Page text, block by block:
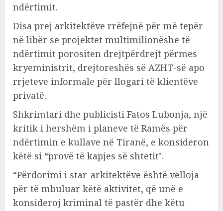
ndërtimit.
Disa prej arkitektëve rrëfejnë për më tepër
në libër se projektet multimilionëshe të
ndërtimit porositen drejtpërdrejt përmes
kryeministrit, drejtoreshës së AZHT-së apo
rrjeteve informale për llogari të klientëve
privatë.
Shkrimtari dhe publicisti Fatos Lubonja, një
kritik i hershëm i planeve të Ramës për
ndërtimin e kullave në Tiranë, e konsideron
këtë si “provë të kapjes së shtetit’.
“Përdorimi i star-arkitektëve është velloja
për të mbuluar këtë aktivitet, që unë e
konsideroj kriminal të pastër dhe këtu